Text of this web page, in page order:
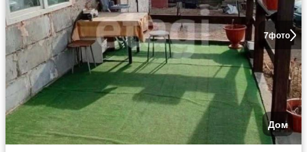
7фото
Дом